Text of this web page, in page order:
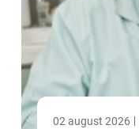
02 august 2026